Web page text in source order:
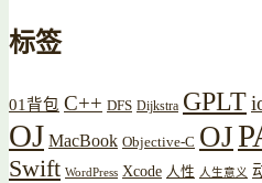
标签
01背包 C++ DFS Dijkstra GPLT
OJ MacBook Objective-C OJ
Swift WordPress Xcode 人性 人生意义